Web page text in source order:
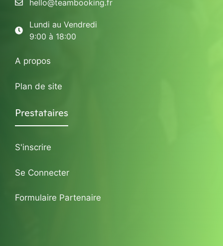
hello@teambooking.fr
Lundi au Vendredi
9:00 à 18:00
A propos
Plan de site
Prestataires
S'inscrire
Se Connecter
Formulaire Partenaire